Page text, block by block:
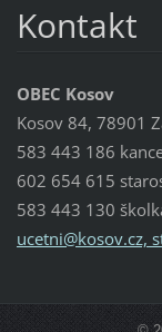
Kontakt
OBEC Kosov
Kosov 84, 78901
583 443 186
602 654 615
583 443 130
ucetni@kosov.cz,